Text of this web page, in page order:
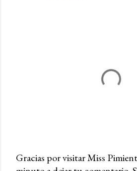
Gracias por visitar Miss